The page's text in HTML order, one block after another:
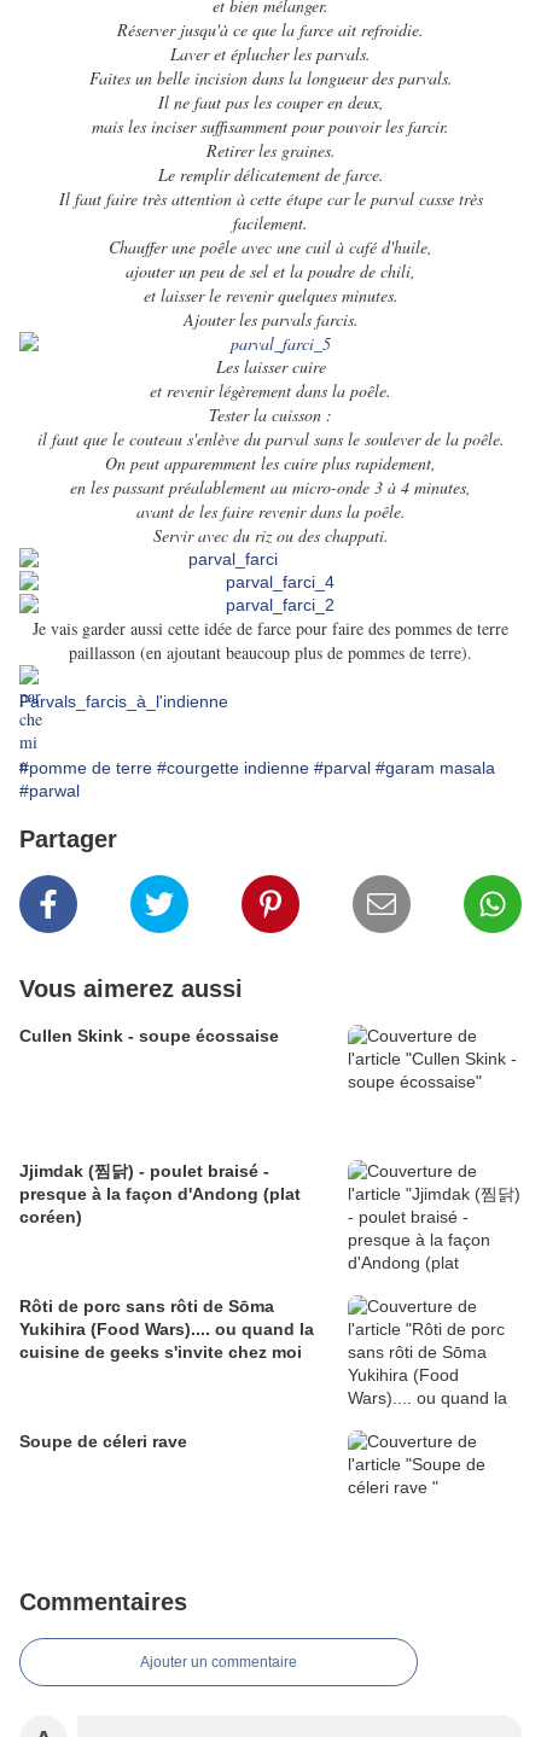
et bien mélanger.
Réserver jusqu'à ce que la farce ait refroidie.
Laver et éplucher les parvals.
Faites un belle incision dans la longueur des parvals.
Il ne faut pas les couper en deux,
mais les inciser suffisamment pour pouvoir les farcir.
Retirer les graines.
Le remplir délicatement de farce.
Il faut faire très attention à cette étape car le parval casse très
facilement.
Chauffer une poêle avec une cuil à café d'huile,
ajouter un peu de sel et la poudre de chili,
et laisser le revenir quelques minutes.
Ajouter les parvals farcis.
Les laisser cuire
et revenir légèrement dans la poêle.
Tester la cuisson :
il faut que le couteau s'enlève du parval sans le soulever de la poêle.
On peut apparemment les cuire plus rapidement,
en les passant préalablement au micro-onde 3 à 4 minutes,
avant de les faire revenir dans la poêle.
Servir avec du riz ou des chappati.
Je vais garder aussi cette idée de farce pour faire des pommes de terre
paillasson (en ajoutant beaucoup plus de pommes de terre).
Parvals_farcis_à_l'indienne
#pomme de terre #courgette indienne #parval #garam masala
#parwal
Partager
Vous aimerez aussi
Cullen Skink - soupe écossaise
Jjimdak (찜닭) - poulet braisé -
presque à la façon d'Andong (plat
coréen)
Rôti de porc sans rôti de Sōma
Yukihira (Food Wars).... ou quand la
cuisine de geeks s'invite chez moi
Soupe de céleri rave
Commentaires
Ajouter un commentaire